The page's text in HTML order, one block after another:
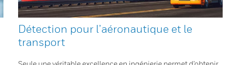
Détection pour l’aéronautique et le
transport